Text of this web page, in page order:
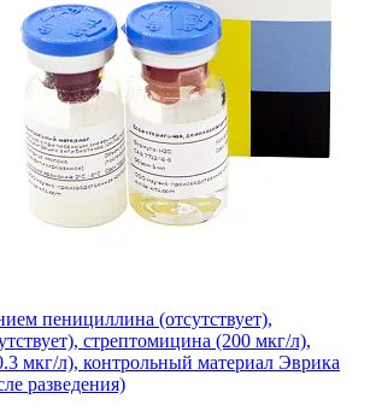
пенициллина (отсутствует),
стрептомицина (200 мкг/л),
мкг/л), контрольный материал Эврика
разведения)